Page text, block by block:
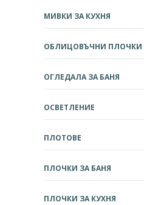
МИВКИ ЗА КУХНЯ
ОБЛИЦОВЪЧНИ ПЛОЧКИ
ОГЛЕДАЛА ЗА БАНЯ
ОСВЕТЛЕНИЕ
ПЛОТОВЕ
ПЛОЧКИ ЗА БАНЯ
ПЛОЧКИ ЗА КУХНЯ